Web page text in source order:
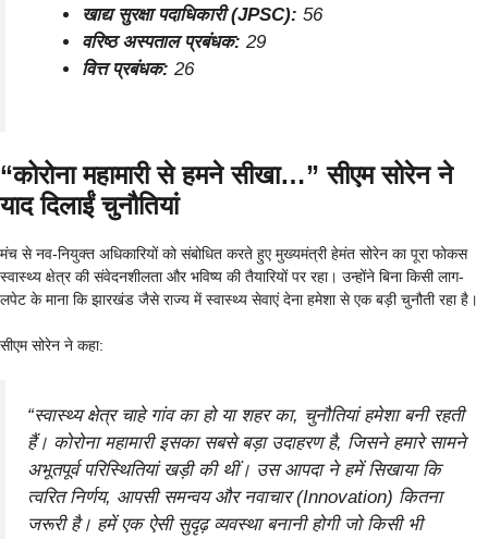
खाद्य सुरक्षा पदाधिकारी (JPSC): 56
वरिष्ठ अस्पताल प्रबंधक: 29
वित्त प्रबंधक: 26
“कोरोना महामारी से हमने सीखा…” सीएम सोरेन ने
याद दिलाईं चुनौतियां
मंच से नव-नियुक्त अधिकारियों को संबोधित करते हुए मुख्यमंत्री हेमंत सोरेन का पूरा फोकस
स्वास्थ्य क्षेत्र की संवेदनशीलता और भविष्य की तैयारियों पर रहा। उन्होंने बिना किसी लाग-
लपेट के माना कि झारखंड जैसे राज्य में स्वास्थ्य सेवाएं देना हमेशा से एक बड़ी चुनौती रहा है।
सीएम सोरेन ने कहा:
“स्वास्थ्य क्षेत्र चाहे गांव का हो या शहर का, चुनौतियां हमेशा बनी रहती
हैं। कोरोना महामारी इसका सबसे बड़ा उदाहरण है, जिसने हमारे सामने
अभूतपूर्व परिस्थितियां खड़ी की थीं। उस आपदा ने हमें सिखाया कि
त्वरित निर्णय, आपसी समन्वय और नवाचार (Innovation) कितना
जरूरी है। हमें एक ऐसी सुदृढ़ व्यवस्था बनानी होगी जो किसी भी